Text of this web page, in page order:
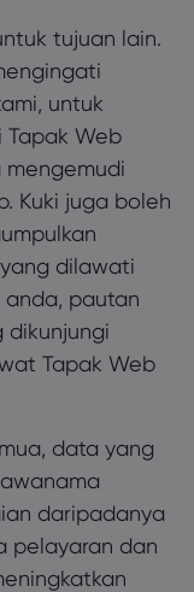
tujuan lain.
untuk
Web
Kuki juga boleh
dilawati
pautan
dikunjungi
Tapak Web
data yang
daripadanya
pelayaran dan